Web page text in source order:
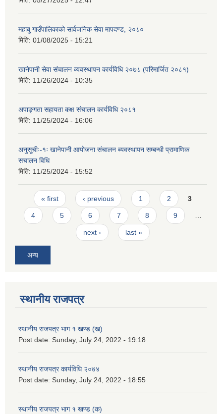
महाबु गाउँपालिकाको सार्वजनिक सेवा मापदण्ड, २०८०
मिति: 01/08/2025 - 15:21
खानेपानी सेवा संचालन व्यवस्थापन कार्यविधि २०७८ (परिमार्जित २०८१)
मिति: 11/26/2024 - 10:35
अपाङ्गता सहायता कक्ष संचालन कार्यविधि २०८१
मिति: 11/25/2024 - 16:06
अनुसूचीः-१ः खानेपानी आयोजना संचालन ब्यवस्थापन सम्बन्धी प्रामाणिक
स‌चालन विधि
मिति: 11/25/2024 - 15:52
Pages
« first ‹ previous 1 2 3
4 5 6 7 8 9
next › last »
अन्य
स्थानीय राजपत्र
स्थानीय राजपत्र भाग १ खण्ड (ख)
Post date: Sunday, July 24, 2022 - 19:18
स्थानीय राजपत्र कार्यविधि २०७४
Post date: Sunday, July 24, 2022 - 18:55
स्थानीय राजपत्र भाग १ खण्ड (क)